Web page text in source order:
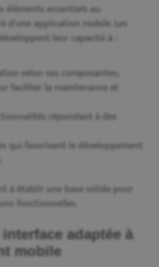
éléments essentiels au
application mobile. Les
leur capacité à :
selon ses composantes;
faciliter la maintenance et
répondant à des
qui favorisent le développement
à établir une base solide pour
fonctionnelles.
adaptée à
mobile